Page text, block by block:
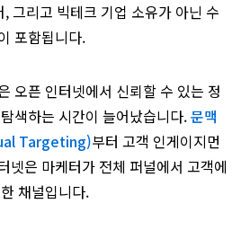
그리고 빅테크 기업 소유가 아닌 수
포함됩니다.
오픈 인터넷에서 신뢰할 수 있는 정
색하는 시간이 늘어났습니다.문맥
Targeting)부터 고객 인게이지먼
넷은 마케터가 전체 퍼널에서 고객에
채널입니다.